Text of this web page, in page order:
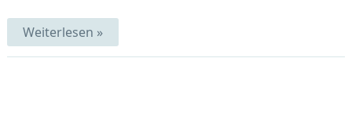
Sommerseiten
in
Türkis
Weiterlesen »